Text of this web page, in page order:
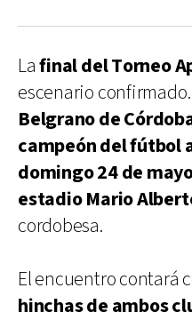
Lafinal del Torneo
escenario confirmado.
Belgrano de
campeón del fútbol
domingo 24 de
estadio Mario
cordobesa.
El encuentro contará
hinchas de ambos